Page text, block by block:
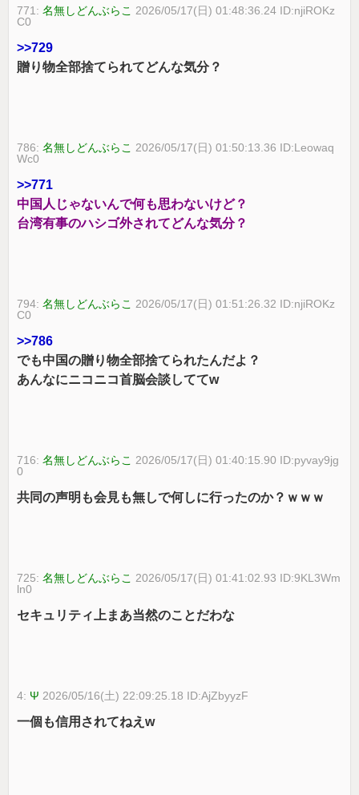
771:名無しどんぶらこ 2026/05/17(日) 01:48:36.24 ID:njiROKz
C0
>>729
贈り物全部捨てられてどんな気分？
786:名無しどんぶらこ 2026/05/17(日) 01:50:13.36 ID:Leowaq
Wc0
>>771
中国人じゃないんで何も思わないけど？
台湾有事のハシゴ外されてどんな気分？
794:名無しどんぶらこ 2026/05/17(日) 01:51:26.32 ID:njiROKz
C0
>>786
でも中国の贈り物全部捨てられたんだよ？
あんなにニコニコ首脳会談しててw
716:名無しどんぶらこ 2026/05/17(日) 01:40:15.90 ID:pyvay9jg
0
共同の声明も会見も無しで何しに行ったのか？ｗｗｗ
725:名無しどんぶらこ 2026/05/17(日) 01:41:02.93 ID:9KL3Wm
ln0
セキュリティ上まあ当然のことだわな
4: Ψ 2026/05/16(土) 22:09:25.18 ID:AjZbyyzF
一個も信用されてねえw